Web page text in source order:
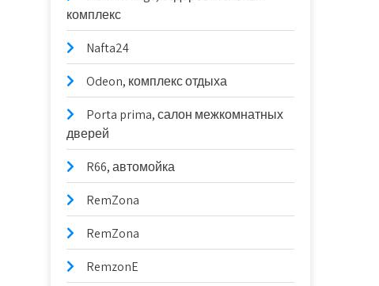
комплекс
Nafta24
Odeon, комплекс отдыха
Porta prima, салон межкомнатных
дверей
R66, автомойка
RemZona
RemZona
RemzonE